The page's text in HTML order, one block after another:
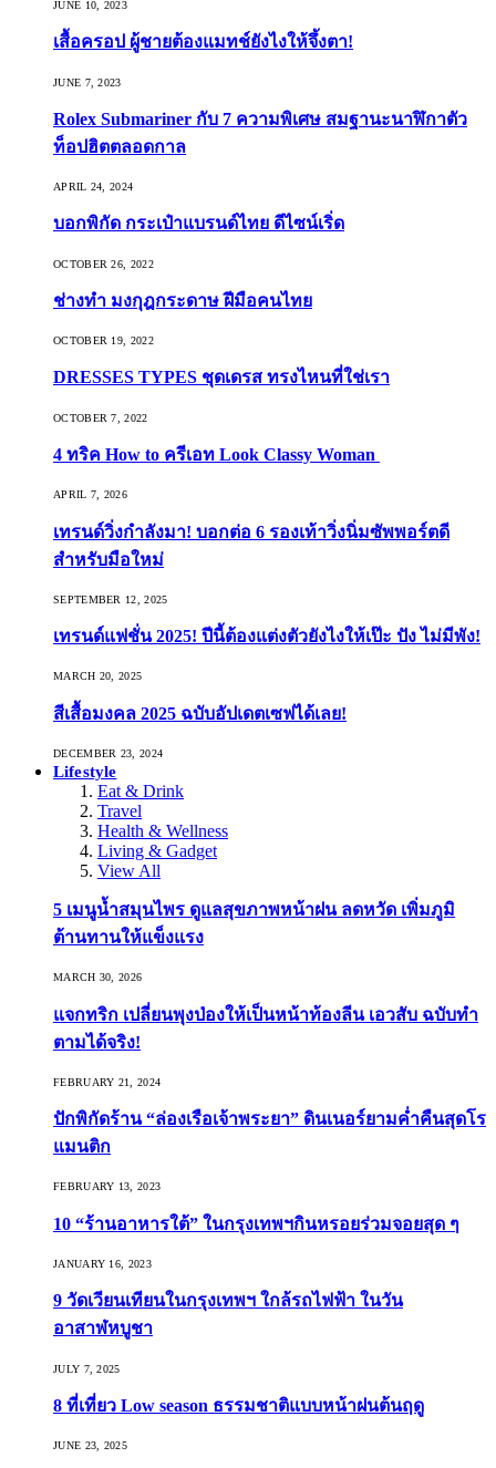
JUNE 10, 2023
เสื้อครอป ผู้ชายต้องแมทช์ยังไงให้จึ้งตา!
JUNE 7, 2023
Rolex Submariner กับ 7 ความพิเศษ สมฐานะนาฬิกาตัว
ท็อปฮิตตลอดกาล
APRIL 24, 2024
บอกพิกัด กระเป๋าแบรนด์ไทย ดีไซน์เริ่ด
OCTOBER 26, 2022
ช่างทำ มงกุฎกระดาษ ฝีมือคนไทย
OCTOBER 19, 2022
DRESSES TYPES ชุดเดรส ทรงไหนที่ใช่เรา
OCTOBER 7, 2022
4 ทริค How to ครีเอท Look Classy Woman
APRIL 7, 2026
เทรนด์วิ่งกำลังมา! บอกต่อ 6 รองเท้าวิ่งนิ่มซัพพอร์ตดี
สำหรับมือใหม่
SEPTEMBER 12, 2025
เทรนด์แฟชั่น 2025! ปีนี้ต้องแต่งตัวยังไงให้เป๊ะ ปัง ไม่มีพัง!
MARCH 20, 2025
สีเสื้อมงคล 2025 ฉบับอัปเดตเซฟได้เลย!
DECEMBER 23, 2024
Lifestyle
Eat & Drink
Travel
Health & Wellness
Living & Gadget
View All
5 เมนูน้ำสมุนไพร ดูแลสุขภาพหน้าฝน ลดหวัด เพิ่มภูมิ
ต้านทานให้แข็งแรง
MARCH 30, 2026
แจกทริก เปลี่ยนพุงป่องให้เป็นหน้าท้องลีน เอวสับ ฉบับทำ
ตามได้จริง!
FEBRUARY 21, 2024
ปักพิกัดร้าน “ล่องเรือเจ้าพระยา” ดินเนอร์ยามค่ำคืนสุดโร
แมนติก
FEBRUARY 13, 2023
10 “ร้านอาหารใต้” ในกรุงเทพฯกินหรอยร่วมจอยสุด ๆ
JANUARY 16, 2023
9 วัดเวียนเทียนในกรุงเทพฯ ใกล้รถไฟฟ้า ในวัน
อาสาฬหบูชา
JULY 7, 2025
8 ที่เที่ยว Low season ธรรมชาติแบบหน้าฝนต้นฤดู️
JUNE 23, 2025